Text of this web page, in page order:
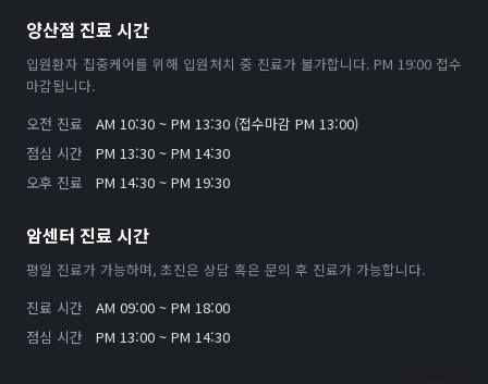
양산점 진료 시간
입원환자 집중케어를 위해 입원처치 중 진료가 불가합니다. PM 19:00 접수
마감됩니다.
오전 진료
AM 10:30 ~ PM 13:30 (접수마감 PM 13:00)
점심 시간
PM 13:30 ~ PM 14:30
오후 진료
PM 14:30 ~ PM 19:30
암센터 진료 시간
평일 진료가 가능하며, 초진은 상담 혹은 문의 후 진료가 가능합니다.
진료 시간
AM 09:00 ~ PM 18:00
점심 시간
PM 13:00 ~ PM 14:30